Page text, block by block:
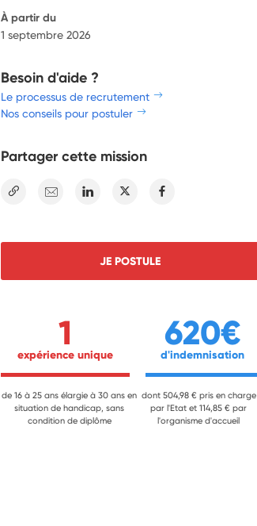
À partir du
1 septembre 2026
Besoin d'aide ?
Le processus de recrutement
Nos conseils pour postuler
Partager cette mission
E-mail Linkedin Twitter
JE POSTULE
1
expérience unique
de 16 à 25 ans élargie à 30 ans en
situation de handicap, sans
condition de diplôme
620€
d'indemnisation
dont 504,98 € pris en charge
par l'Etat et 114,85 € par
l'organisme d'accueil